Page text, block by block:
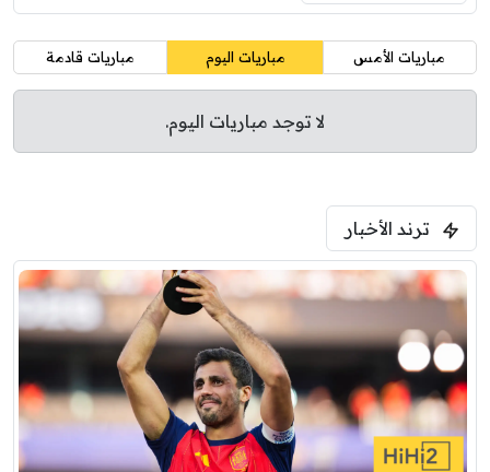
مباريات الأمس مباريات اليوم مباريات قادمة
لا توجد مباريات اليوم.
ترند الأخبار